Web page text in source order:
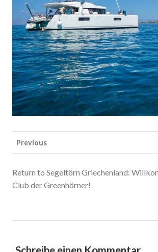
Previous
Return to Segeltörn Griechenland:
Club der Greenhörner!